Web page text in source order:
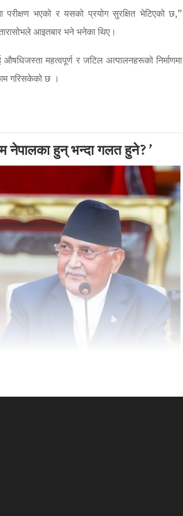
भएको र यसको प्रयोग सुरक्षित भेटिएको छ,”
आइतबार भने भनेका थिए।
महत्वपूर्ण र जटिल अत्पालनहरूको निर्माणमा
गरिसकेको छ ।
नेपालका हुन् भन्दा गलत हुने?’